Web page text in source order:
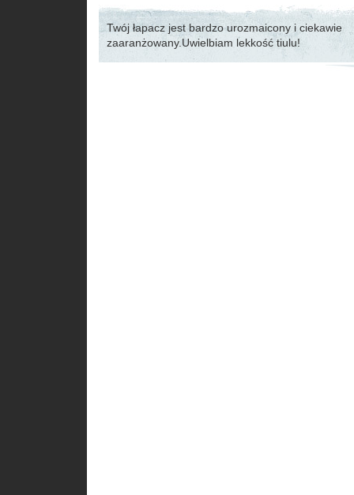
Twój łapacz jest bardzo urozmaicony i ciekawie
zaaranżowany.Uwielbiam lekkość tiulu!